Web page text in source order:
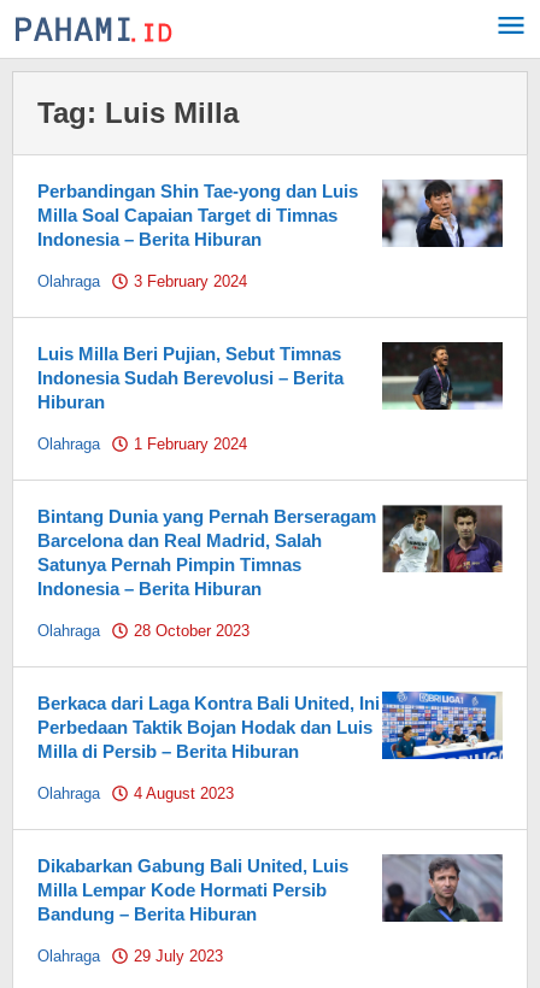
Skip
to
Tag: Luis Milla
Perbandingan Shin Tae-yong dan Luis
Milla Soal Capaian Target di Timnas
Indonesia – Berita Hiburan
Olahraga 3 February 2024
Luis Milla Beri Pujian, Sebut Timnas
Indonesia Sudah Berevolusi – Berita
Hiburan
Olahraga 1 February 2024
Bintang Dunia yang Pernah Berseragam
Barcelona dan Real Madrid, Salah
Satunya Pernah Pimpin Timnas
Indonesia – Berita Hiburan
Olahraga 28 October 2023
Berkaca dari Laga Kontra Bali United, Ini
Perbedaan Taktik Bojan Hodak dan Luis
Milla di Persib – Berita Hiburan
Olahraga 4 August 2023
Dikabarkan Gabung Bali United, Luis
Milla Lempar Kode Hormati Persib
Bandung – Berita Hiburan
Olahraga 29 July 2023